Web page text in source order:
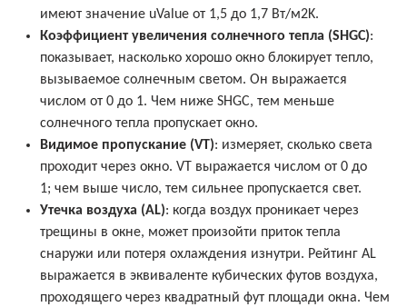
имеют значение uValue от 1,5 до 1,7 Вт/м2K.
Коэффициент увеличения солнечного тепла (SHGC):
показывает, насколько хорошо окно блокирует тепло,
вызываемое солнечным светом. Он выражается
числом от 0 до 1. Чем ниже SHGC, тем меньше
солнечного тепла пропускает окно.
Видимое пропускание (VT): измеряет, сколько света
проходит через окно. VT выражается числом от 0 до
1; чем выше число, тем сильнее пропускается свет.
Утечка воздуха (AL): когда воздух проникает через
трещины в окне, может произойти приток тепла
снаружи или потеря охлаждения изнутри. Рейтинг AL
выражается в эквиваленте кубических футов воздуха,
проходящего через квадратный фут площади окна. Чем